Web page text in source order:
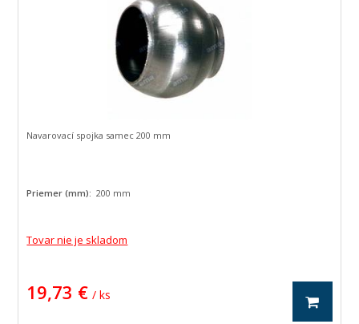
Tovar nie je skladom
19,73 € / ks
Navarovací spojka samec 200 mm
Priemer (mm):200 mm